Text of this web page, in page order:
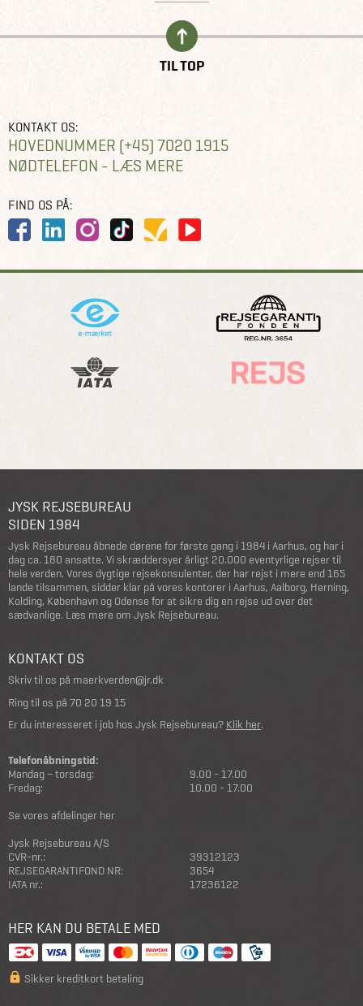
TIL TOP
KONTAKT OS:
HOVEDNUMMER (+45) 7020 1915
NØDTELEFON - LÆS MERE
FIND OS PÅ:
JYSK REJSEBUREAU
SIDEN 1984
Jysk Rejsebureau åbnede dørene for første gang i 1984 i Aarhus, og har i
dag ca. 180 ansatte. Vi skræddersyer årligt 20.000 eventyrlige rejser til
hele verden. Vores dygtige rejsekonsulenter, der har rejst i mere end 165
lande tilsammen, sidder klar på vores kontorer i Aarhus, Aalborg, Herning,
Kolding, København og Odense for at sikre dig en rejse ud over det
sædvanlige. Læs mere om Jysk Rejsebureau.
KONTAKT OS
Skriv til os på maerkverden@jr.dk
Ring til os på 70 20 19 15
Er du interesseret i job hos Jysk Rejsebureau? Klik her.
Telefonåbningstid:
Mandag – torsdag:
9.00 - 17.00
Fredag:
10.00 - 17.00
Se vores afdelinger her
Jysk Rejsebureau A/S
CVR-nr.:
39312123
REJSEGARANTIFOND NR:
3654
IATA nr.:
17236122
HER KAN DU BETALE MED
Sikker kreditkort betaling